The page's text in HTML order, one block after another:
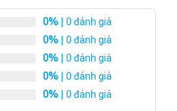
0% | 0 đánh giá
0% | 0 đánh giá
0% | 0 đánh giá
0% | 0 đánh giá
0% | 0 đánh giá